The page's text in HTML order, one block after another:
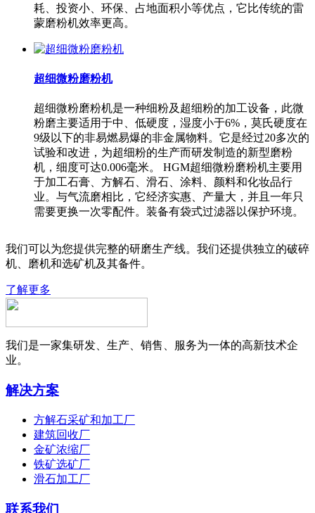
耗、投资小、环保、占地面积小等优点，它比传统的雷
蒙磨粉机效率更高。
超细微粉磨粉机
超细微粉磨粉机是一种细粉及超细粉的加工设备，此微
粉磨主要适用于中、低硬度，湿度小于6%，莫氏硬度在
9级以下的非易燃易爆的非金属物料。它是经过20多次的
试验和改进，为超细粉的生产而研发制造的新型磨粉
机，细度可达0.006毫米。 HGM超细微粉磨粉机主要用
于加工石膏、方解石、滑石、涂料、颜料和化妆品行
业。与气流磨相比，它经济实惠、产量大，并且一年只
需要更换一次零配件。装备有袋式过滤器以保护环境。
我们可以为您提供完整的研磨生产线。我们还提供独立的破碎
机、磨机和选矿机及其备件。
了解更多
我们是一家集研发、生产、销售、服务为一体的高新技术企
业。
解决方案
方解石采矿和加工厂
建筑回收厂
金矿浓缩厂
铁矿选矿厂
滑石加工厂
联系我们